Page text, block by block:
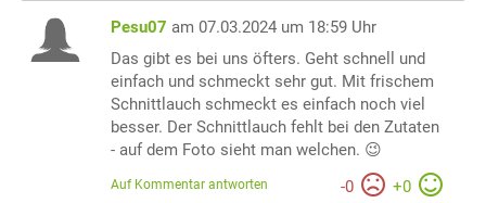
Pesu07 am 07.03.2024 um 18:59 Uhr
Das gibt es bei uns öfters. Geht schnell und
einfach und schmeckt sehr gut. Mit frischem
Schnittlauch schmeckt es einfach noch viel
besser. Der Schnittlauch fehlt bei den Zutaten
- auf dem Foto sieht man welchen. 😉
-0 +0
Auf Kommentar antworten